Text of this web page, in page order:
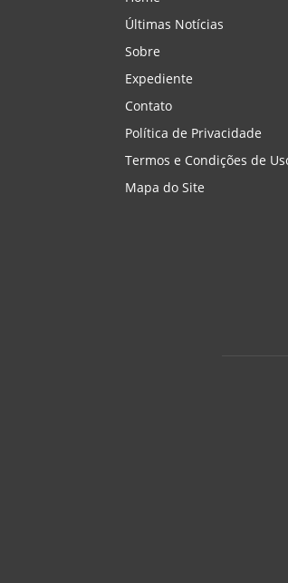
Últimas Notícias
Sobre
Expediente
Contato
Política de Privacidade
Termos e Condições de
Mapa do Site